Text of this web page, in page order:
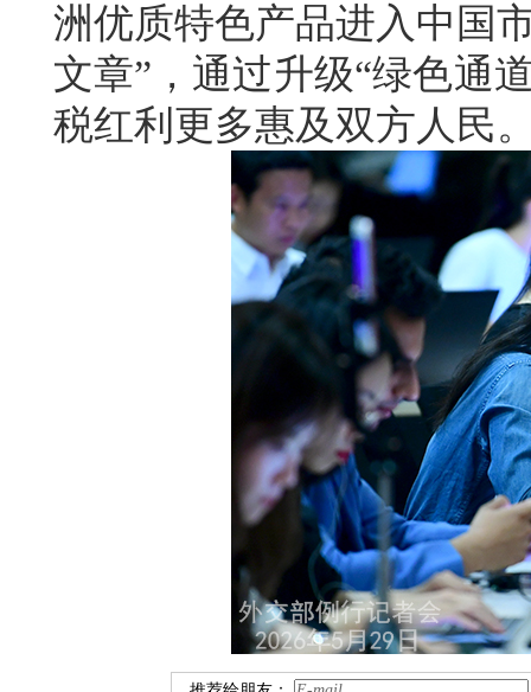
洲优质特色产品进入中国
文章”，通过升级“绿色通
税红利更多惠及双方人民